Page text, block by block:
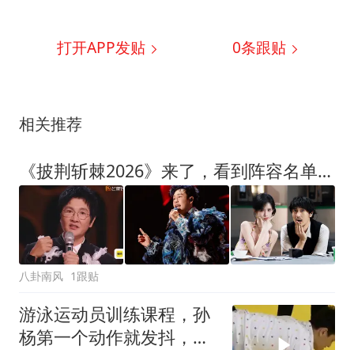
打开APP发贴 0条跟贴
相关推荐
《披荆斩棘2026》来了，看到阵容名单后，难掩激动，期待的都来了
八卦南风 1跟贴
游泳运动员训练课程，孙
杨第一个动作就发抖，可